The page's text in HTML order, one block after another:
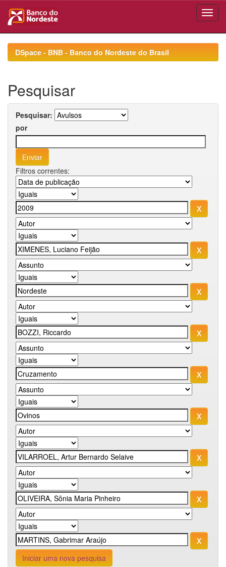
navigationDSpace - BNB - Banco do Nordeste do Brasil
Pesquisar
Pesquisar:
por
Filtros correntes:
Iniciar uma nova pesquisa